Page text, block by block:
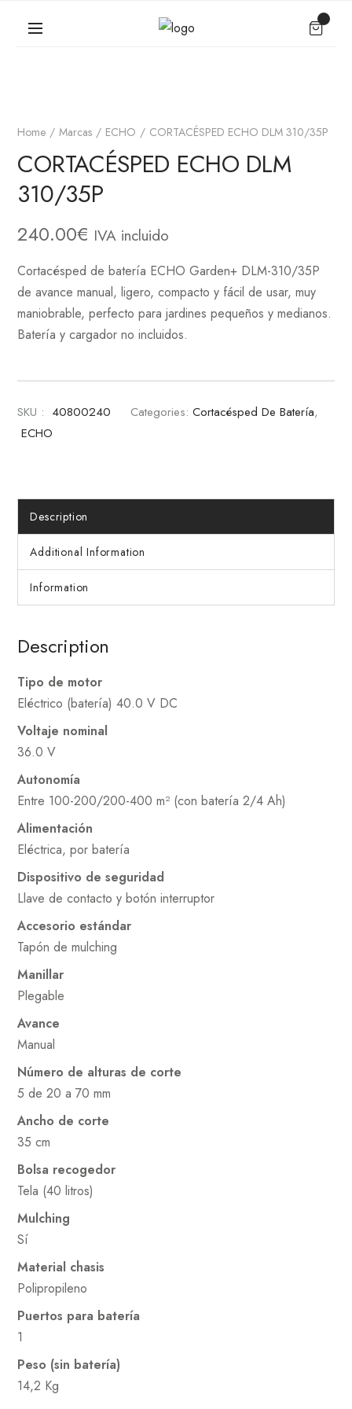
Home Marcas ECHO CORTACÉSPED ECHO DLM 310/35P
CORTACÉSPED ECHO DLM
310/35P
240.00€ IVA incluido
Cortacésped de batería ECHO Garden+ DLM-310/35P
de avance manual, ligero, compacto y fácil de usar, muy
maniobrable, perfecto para jardines pequeños y medianos.
Batería y cargador no incluidos.
SKU : 40800240 Categories: Cortacésped De Batería,
ECHO
Description
Additional Information
Information
Description
Tipo de motor
Eléctrico (batería) 40.0 V DC
Voltaje nominal
36.0 V
Autonomía
Entre 100-200/200-400 m² (con batería 2/4 Ah)
Alimentación
Eléctrica, por batería
Dispositivo de seguridad
Llave de contacto y botón interruptor
Accesorio estándar
Tapón de mulching
Manillar
Plegable
Avance
Manual
Número de alturas de corte
5 de 20 a 70 mm
Ancho de corte
35 cm
Bolsa recogedor
Tela (40 litros)
Mulching
Sí
Material chasis
Polipropileno
Puertos para batería
1
Peso (sin batería)
14,2 Kg